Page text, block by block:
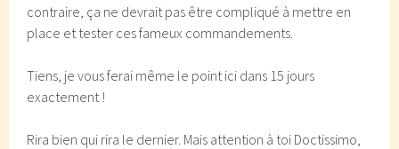
contraire, ça ne devrait pas être compliqué à mettre en
place et tester ces fameux commandements.
Tiens, je vous ferai même le point ici dans 15 jours
exactement !
Rira bien qui rira le dernier. Mais attention à toi Doctissimo,